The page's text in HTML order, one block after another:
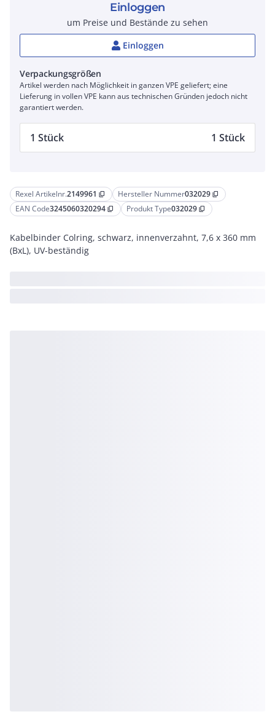
Rexel Artikelnr.2149961 content_copy Hersteller Nummer032029 content_copy
EAN Code3245060320294 content_copy Produkt Type032029 content_copy
Kabelbinder Colring, schwarz, innenverzahnt, 7,6 x 360 mm
(BxL), UV-beständig
Einloggen
um Preise und Bestände zu sehen
Einloggen
Verpackungsgrößen
Artikel werden nach Möglichkeit in ganzen VPE geliefert; eine
Lieferung in vollen VPE kann aus technischen Gründen jedoch nicht
garantiert werden.
1 Stück 1 Stück